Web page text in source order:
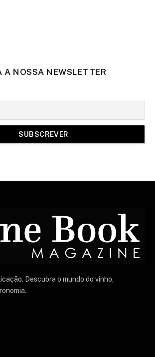
A NOSSA NEWSLETTER
Descubra o mundo do vinho,